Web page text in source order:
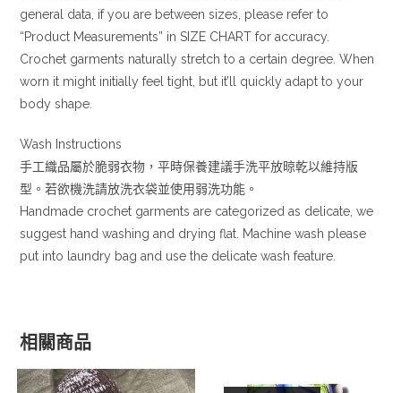
general data, if you are between sizes, please refer to
“Product Measurements” in SIZE CHART for accuracy.
Crochet garments naturally stretch to a certain degree. When
worn it might initially feel tight, but it’ll quickly adapt to your
body shape.
Wash Instructions
手工織品屬於脆弱衣物，平時保養建議手洗平放晾乾以維持版
型。若欲機洗請放洗衣袋並使用弱洗功能。
Handmade crochet garments are categorized as delicate, we
suggest hand washing and drying flat. Machine wash please
put into laundry bag and use the delicate wash feature.
相關商品